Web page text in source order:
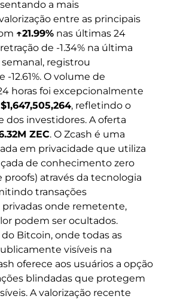
a mais
entre as principais
↑21.99% nas últimas 24
de -1.34% na última
registrou
-12.61%. O volume de
horas foi excepcionalmente
$1,647,505,264, refletindo o
dos investidores. A oferta
ZEC. O Zcash é uma
em privacidade que utiliza
de conhecimento zero
através da tecnologia
transações
onde remetente,
podem ser ocultados.
Bitcoin, onde todas as
visíveis na
oferece aos usuários a opção
blindadas que protegem
A valorização recente